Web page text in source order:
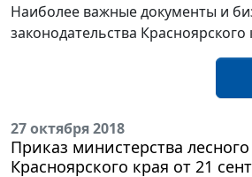
Наиболее важные документы и
законодательства Красноярского
27 октября 2018
Приказ министерства
Красноярского края от 21